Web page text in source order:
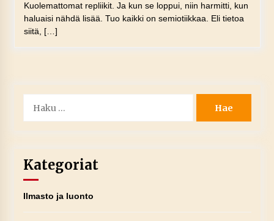
Kuolemattomat repliikit. Ja kun se loppui, niin harmitti, kun
haluaisi nähdä lisää. Tuo kaikki on semiotiikkaa. Eli tietoa
siitä, […]
Kategoriat
Ilmasto ja luonto